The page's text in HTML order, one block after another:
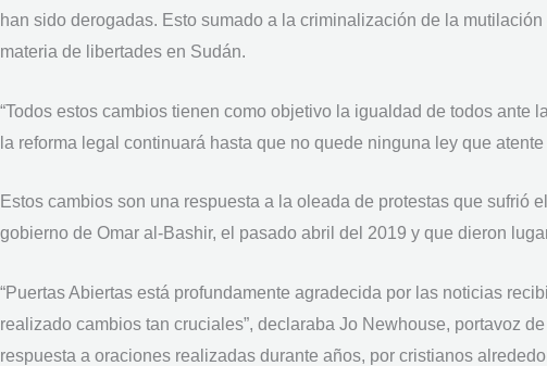
han sido derogadas. Esto sumado a la criminalización de la
materia de libertades en Sudán.
“Todos estos cambios tienen como objetivo la igualdad de todos ante
la reforma legal continuará hasta que no quede ninguna ley que
Estos cambios son una respuesta a la oleada de protestas que sufrió
gobierno de Omar al-Bashir, el pasado abril del 2019 y que dieron
“Puertas Abiertas está profundamente agradecida por las noticias
realizado cambios tan cruciales”, declaraba Jo Newhouse, portavoz
respuesta a oraciones realizadas durante años, por cristianos